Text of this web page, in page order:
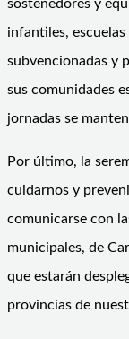
sostenedores y
infantiles,
subvencionadas y
sus comunidades
jornadas se
Por último, la
cuidarnos y
comunicarse con
municipales, de
que estarán
provincias de